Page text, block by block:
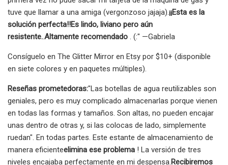
tuve que llamar a una amiga (vergonzoso jajaja).¡¡Esta es la
solución perfecta!!Es lindo, liviano pero aún
resistente..Altamente recomendado . (:" —Gabriela
Consíguelo en The Glitter Mirror en Etsy por $10+ (disponible
en siete colores y en paquetes múltiples).
Reseñas prometedoras:"Las botellas de agua reutilizables son
geniales, pero es muy complicado almacenarlas porque vienen
en todas las formas y tamaños. Son altas, no pueden encajar
unas dentro de otras y, si las colocas de lado, simplemente
ruedan". En todas partes. Este estante de almacenamiento de
manera eficienteelimina ese problema ! La versión de tres
niveles encajaba perfectamente en mi despensa.Recibiremos